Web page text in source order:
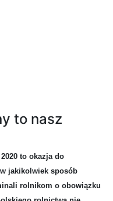
to nasz
to okazja do
jakikolwiek sposób
rolnikom o obowiązku